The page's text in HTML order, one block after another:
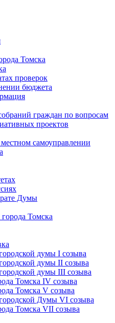
Томска
проверок
бюджета
граждан по вопросам
проектов
местном самоуправлении
Думы
города Томска
думы I созыва
думы II созыва
думы III созыва
Томска IV созыва
Томска V созыва
Думы VI созыва
Томска VII созыва